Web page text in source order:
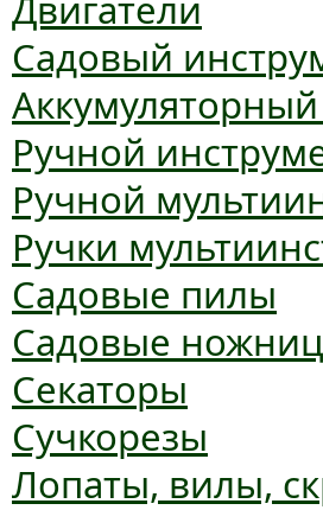
Садовый
Ручной
Ручной
Ручки
Садовые пилы
Садовые
Секаторы
Сучкорезы
Лопаты, вилы,